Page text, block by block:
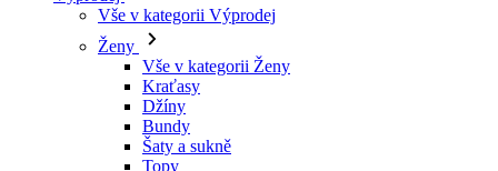
Kraťasy
Džíny
Bundy
Šaty a sukně
Topy
Svetry a mikiny
Kabáty
Doplňky